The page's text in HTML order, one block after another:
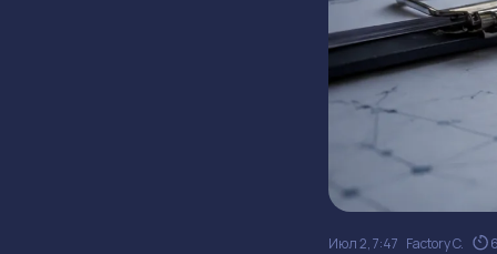
Июл 2, 7:47 Factory C.